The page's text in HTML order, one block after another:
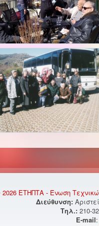
ΕΤΗΠΤΑ - Ένωση
Διεύθυνση:
Τηλ.: 210-
E-mail: